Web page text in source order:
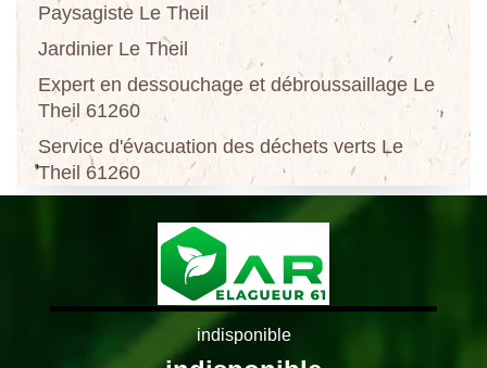
Paysagiste Le Theil
Jardinier Le Theil
Expert en dessouchage et débroussaillage Le
Theil 61260
Service d'évacuation des déchets verts Le
Theil 61260
indisponible